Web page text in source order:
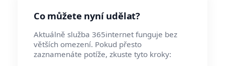
Co můžete nyní udělat?
Aktuálně služba 365internet funguje bez
větších omezení. Pokud přesto
zaznamenáte potíže, zkuste tyto kroky: